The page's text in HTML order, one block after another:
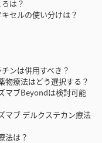
は？
セルの使い分けは？
ンは併用すべき？
療法はどう選択する？
マブBeyondは検討可能
ブ デルクステカン療法
法は？